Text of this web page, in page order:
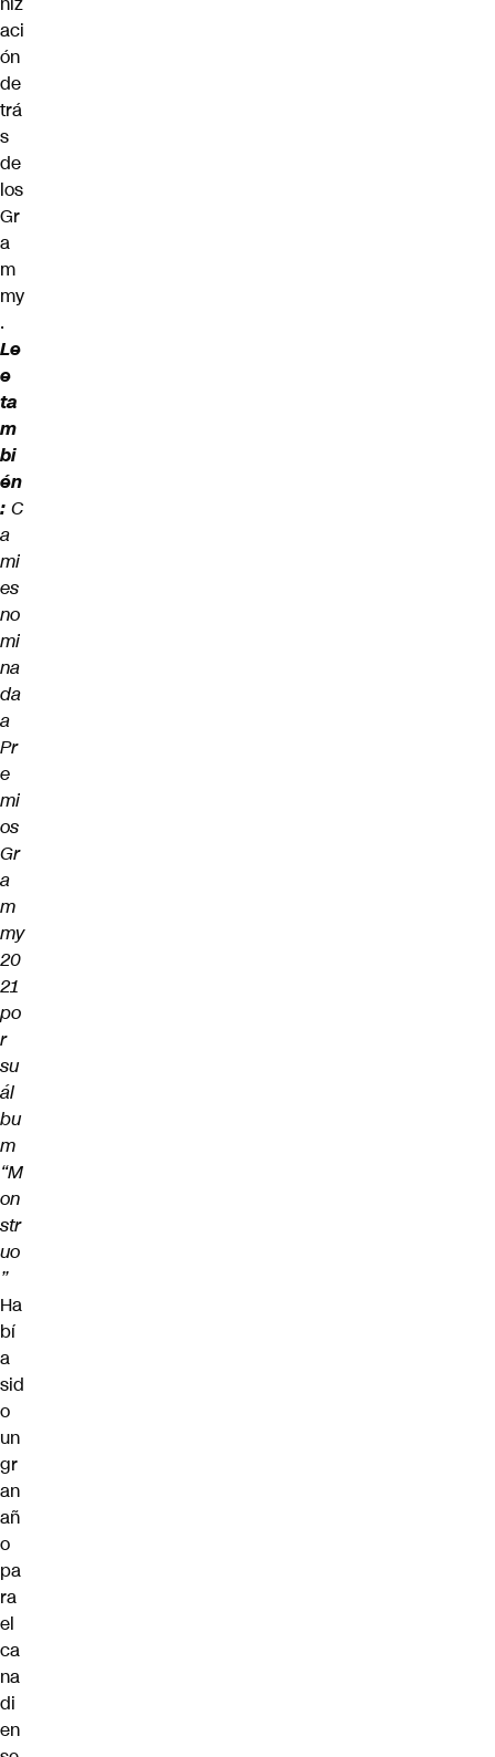
aci
ón
de
trá
s
de
los
Gr
a
m
my
.
Le
e
ta
m
bi
én
: C
a
mi
es
no
mi
na
da
a
Pr
e
mi
os
Gr
a
m
my
20
21
po
r
su
ál
bu
m
“M
on
str
uo
”
Ha
bí
a
sid
o
un
gr
an
añ
o
pa
ra
el
ca
na
di
en